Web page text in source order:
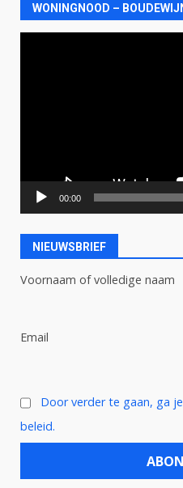
WONINGNOOD –
00:00
NIEUWSBRIEF
Voornaam of volledige naam
Email
Door verder te gaan, ga
beleid.